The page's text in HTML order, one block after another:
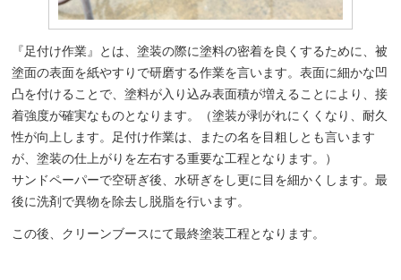
『足付け作業』とは、塗装の際に塗料の密着を良くするために、被
塗面の表面を紙やすりで研磨する作業を言います。表面に細かな凹
凸を付けることで、塗料が入り込み表面積が増えることにより、接
着強度が確実なものとなります。（塗装が剥がれにくくなり、耐久
性が向上します。足付け作業は、またの名を目粗しとも言います
が、塗装の仕上がりを左右する重要な工程となります。）
サンドペーパーで空研ぎ後、水研ぎをし更に目を細かくします。最
後に洗剤で異物を除去し脱脂を行います。
この後、クリーンブースにて最終塗装工程となります。